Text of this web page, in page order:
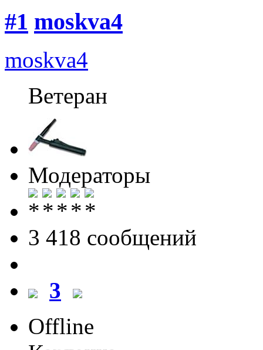
#1 moskva4
moskva4
Ветеран
Модераторы
3 418 cообщений
3
Offline